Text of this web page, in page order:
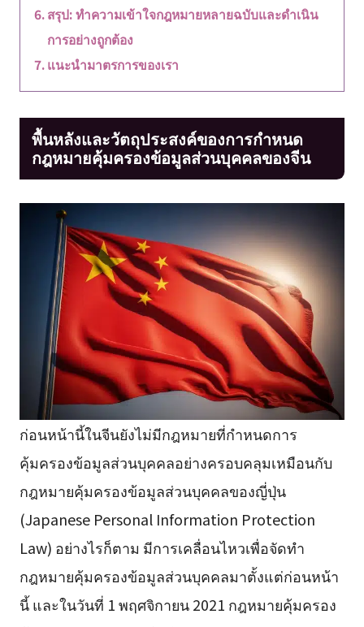
สรุป: ทำความเข้าใจกฎหมายหลายฉบับและดำเนิน
การอย่างถูกต้อง
แนะนำมาตรการของเรา
พื้นหลังและวัตถุประสงค์ของการกำหนด
กฎหมายคุ้มครองข้อมูลส่วนบุคคลของจีน
ก่อนหน้านี้ในจีนยังไม่มีกฎหมายที่กำหนดการ
คุ้มครองข้อมูลส่วนบุคคลอย่างครอบคลุมเหมือนกับ
กฎหมายคุ้มครองข้อมูลส่วนบุคคลของญี่ปุ่น
(Japanese Personal Information Protection
Law) อย่างไรก็ตาม มีการเคลื่อนไหวเพื่อจัดทำ
กฎหมายคุ้มครองข้อมูลส่วนบุคคลมาตั้งแต่ก่อนหน้า
นี้ และในวันที่ 1 พฤศจิกายน 2021 กฎหมายคุ้มครอง